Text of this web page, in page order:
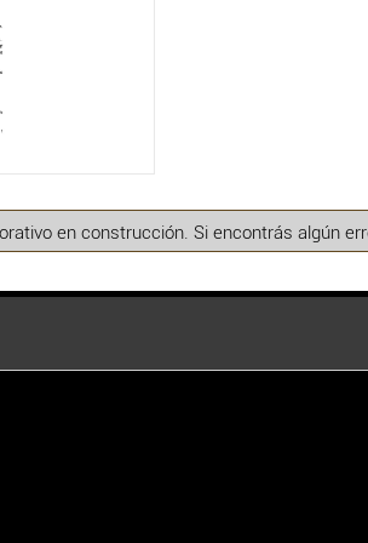
en construcción. Si encontrás algún